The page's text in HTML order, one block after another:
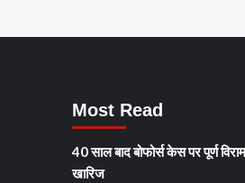
झुलसा
Most Read
40 साल बाद बोफोर्स केस पर पूर्ण
खारिज